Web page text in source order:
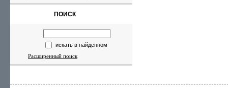
ПОИСК
искать в найденном
Расширенный поиск